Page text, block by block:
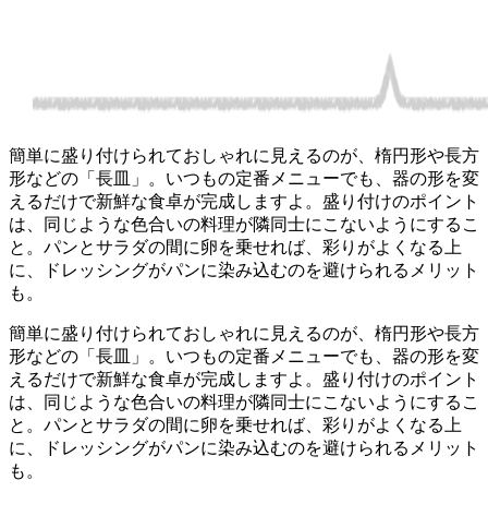
簡単に盛り付けられておしゃれに見えるのが、楕円形や長方
形などの「長皿」。いつもの定番メニューでも、器の形を変
えるだけで新鮮な食卓が完成しますよ。盛り付けのポイント
は、同じような色合いの料理が隣同士にこないようにするこ
と。パンとサラダの間に卵を乗せれば、彩りがよくなる上
に、ドレッシングがパンに染み込むのを避けられるメリット
も。
簡単に盛り付けられておしゃれに見えるのが、楕円形や長方
形などの「長皿」。いつもの定番メニューでも、器の形を変
えるだけで新鮮な食卓が完成しますよ。盛り付けのポイント
は、同じような色合いの料理が隣同士にこないようにするこ
と。パンとサラダの間に卵を乗せれば、彩りがよくなる上
に、ドレッシングがパンに染み込むのを避けられるメリット
も。